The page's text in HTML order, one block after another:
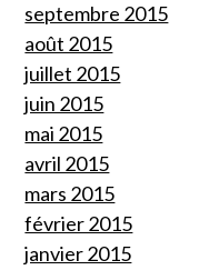
septembre 2015
août 2015
juillet 2015
juin 2015
mai 2015
avril 2015
mars 2015
février 2015
janvier 2015